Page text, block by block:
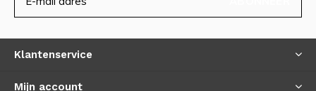
Klantenservice
Mijn account